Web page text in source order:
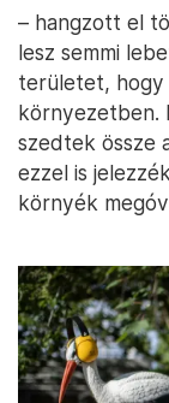
– hangzott el
lesz semmi
területet, hogy
környezetben.
szedtek össze
ezzel is
környék